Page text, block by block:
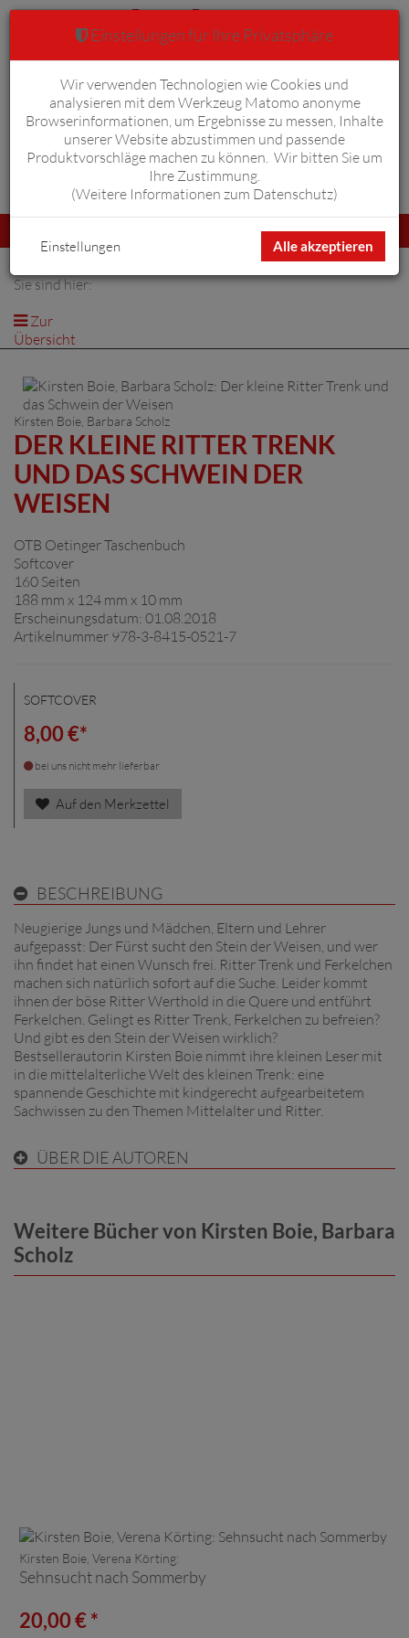
Anmelden Warenkorb 0
umschalten
Sie sind hier:
Zur
Übersicht
Kirsten Boie Barbara Scholz
DER KLEINE RITTER TRENK
UND DAS SCHWEIN DER
WEISEN
OTB Oetinger Taschenbuch
Softcover
160 Seiten
188 mm x 124 mm x 10 mm
Erscheinungsdatum: 01.08.2018
Artikelnummer 978-3-8415-0521-7
SOFTCOVER
8,00 €*
bei uns nicht mehr lieferbar
Auf den Merkzettel
BESCHREIBUNG
Neugierige Jungs und Mädchen, Eltern und Lehrer
aufgepasst: Der Fürst sucht den Stein der Weisen, und wer
ihn findet hat einen Wunsch frei. Ritter Trenk und Ferkelchen
machen sich natürlich sofort auf die Suche. Leider kommt
ihnen der böse Ritter Werthold in die Quere und entführt
Ferkelchen. Gelingt es Ritter Trenk, Ferkelchen zu befreien?
Und gibt es den Stein der Weisen wirklich?
Bestsellerautorin Kirsten Boie nimmt ihre kleinen Leser mit
in die mittelalterliche Welt des kleinen Trenk: eine
spannende Geschichte mit kindgerecht aufgearbeitetem
Sachwissen zu den Themen Mittelalter und Ritter.
ÜBER DIE AUTOREN
Weitere Bücher von Kirsten Boie, Barbara
Scholz
Kirsten Boie, Verena Körting:
Sehnsucht nach Sommerby
20,00 € *
Einstellungen für Ihre Privatsphäre
Wir verwenden Technologien wie Cookies und
analysieren mit dem Werkzeug Matomo anonyme
Browserinformationen, um Ergebnisse zu messen, Inhalte
unserer Website abzustimmen und passende
Produktvorschläge machen zu können. Wir bitten Sie um
Ihre Zustimmung.
(Weitere Informationen zum Datenschutz)
Alle akzeptieren
Einstellungen